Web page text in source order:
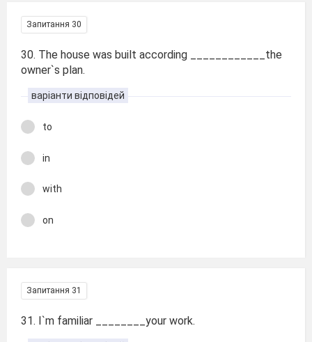
Запитання 30
30. The house was built according ____________the
owner`s plan.
варіанти відповідей
to
in
with
on
Запитання 31
31. I`m familiar ________your work.